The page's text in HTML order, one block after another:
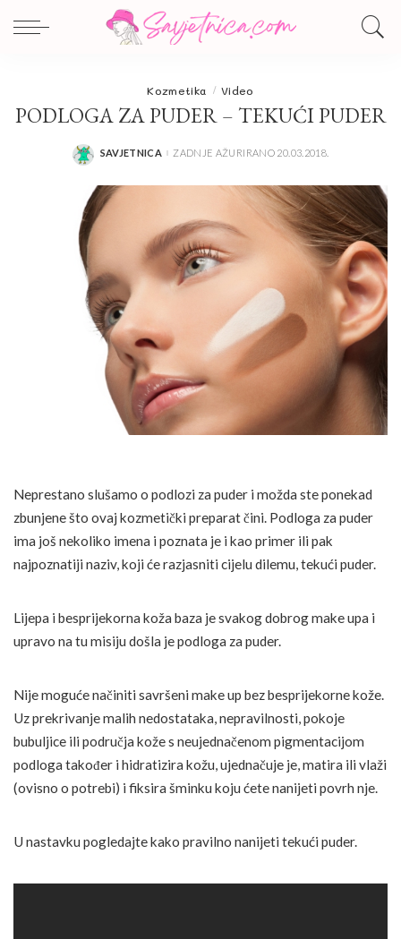
Kozmetika Video
PODLOGA ZA PUDER – TEKUĆI PUDER
POSTED
SAVJETNICA ZADNJE AŽURIRANO 20.03.2018.
Neprestano slušamo o podlozi za puder i možda ste ponekad
zbunjene što ovaj kozmetički preparat čini. Podloga za puder
ima još nekoliko imena i poznata je i kao primer ili pak
najpoznatiji naziv, koji će razjasniti cijelu dilemu, tekući puder.
Lijepa i besprijekorna koža baza je svakog dobrog make upa i
upravo na tu misiju došla je podloga za puder.
Nije moguće načiniti savršeni make up bez besprijekorne kože.
Uz prekrivanje malih nedostataka, nepravilnosti, pokoje
bubuljice ili područja kože s neujednačenom pigmentacijom
podloga također i hidratizira kožu, ujednačuje je, matira ili vlaži
(ovisno o potrebi) i fiksira šminku koju ćete nanijeti povrh nje.
U nastavku pogledajte kako pravilno nanijeti tekući puder.